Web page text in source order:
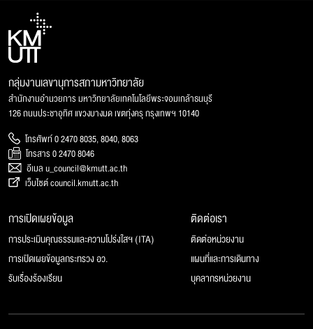
กลุ่มงานเลขานุการสภามหาวิทยาลัย
สำนักงานอำนวยการ มหาวิทยาลัยเทคโนโลยีพระจอมเกล้าธนบุรี
126 ถนนประชาอุทิศ แขวงบางมด เขตทุ่งครุ กรุงเทพฯ 10140
โทรศัพท์ 0 2470 8035, 8040, 8063
โทรสาร 0 2470 8046
อีเมล u_council@kmutt.ac.th
เว็บไซต์ council.kmutt.ac.th
การเปิดเผยข้อมูล
การประเมินคุณธรรมและความโปร่งใสฯ (ITA)
การเปิดเผยข้อมูลกระทรวง อว.
รับเรื่องร้องเรียน
ติดต่อเรา
ติดต่อหน่วยงาน
แผนที่และการเดินทาง
บุคลากรหน่วยงาน